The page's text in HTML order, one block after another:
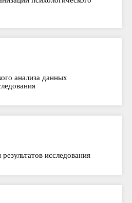
анализа данных
исследования